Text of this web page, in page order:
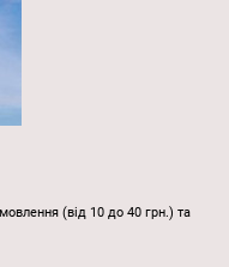
(від 10 до 40 грн.) та